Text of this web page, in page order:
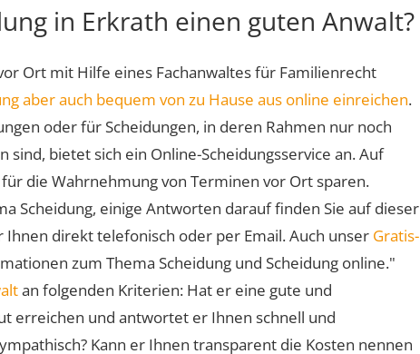
in Erkrath einen guten Anwalt?
Ort mit Hilfe eines Fachanwaltes für Familienrecht
aber auch bequem von zu Hause aus online einreichen.
oder für Scheidungen, in deren Rahmen nur noch
bietet sich ein Online-Scheidungsservice an. Auf
die Wahrnehmung von Terminen vor Ort sparen.
Scheidung, einige Antworten darauf finden Sie auf dieser
direkt telefonisch oder per Email. Auch unser Gratis-
zum Thema Scheidung und Scheidung online."
an folgenden Kriterien: Hat er eine gute und
erreichen und antwortet er Ihnen schnell und
Kann er Ihnen transparent die Kosten nennen